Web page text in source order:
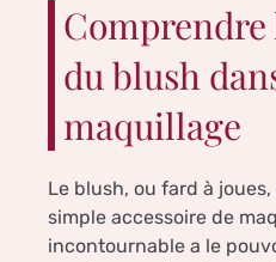
du blush
maquillage
Le blush, ou fard à
simple accessoire de
incontournable a le